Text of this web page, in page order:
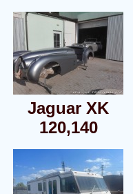
Jaguar XK
120,140